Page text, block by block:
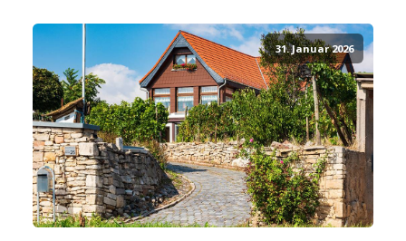
31. Januar 2026